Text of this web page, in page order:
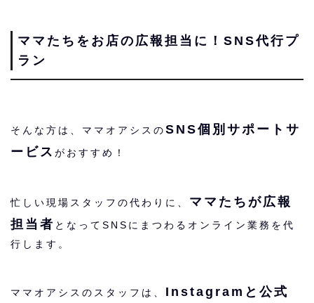
ママたちをお店の広報担当に！SNS代行プ
ラン
そんな方は、ママオアシスのSNS個別サポートサ
ービス がおすすめ！
忙しい現場スタッフの代わりに、 ママたちが広報
担当者 となってSNSにまつわるオンライン業務を代
行します。
ママオアシスのスタッフは、 Instagramと公式